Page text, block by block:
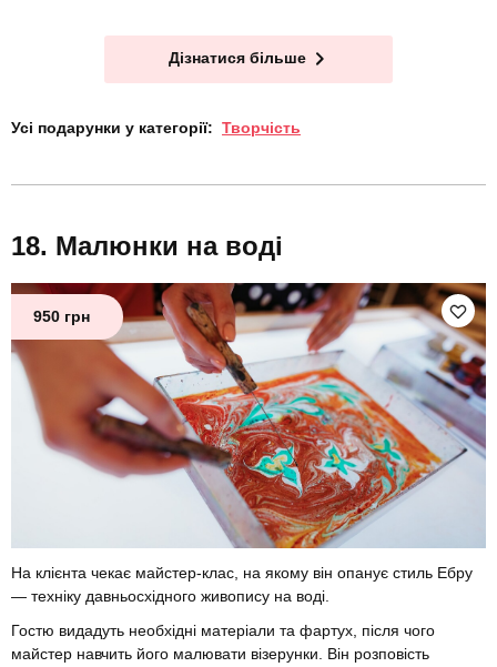
Дізнатися більше
Усі подарунки у категорії: Творчість
Малюнки на воді
950 грн
На клієнта чекає майстер-клас, на якому він опанує стиль Ебру
— техніку давньосхідного живопису на воді.
Гостю видадуть необхідні матеріали та фартух, після чого
майстер навчить його малювати візерунки. Він розповість